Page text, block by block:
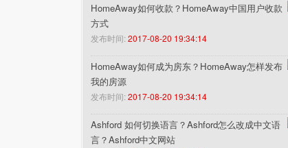
HomeAway如何收款？HomeAway中国用户收款
方式
发布时间: 2017-08-20 19:34:14
HomeAway如何成为房东？HomeAway怎样发布
我的房源
发布时间: 2017-08-20 19:34:14
Ashford 如何切换语言？Ashford怎么改成中文语
言？Ashford中文网站